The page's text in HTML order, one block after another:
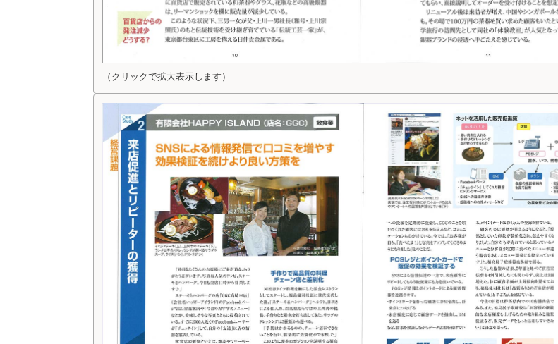
（クリックで拡大表示します）